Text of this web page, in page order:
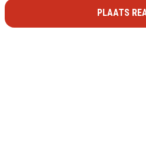
PLAATS